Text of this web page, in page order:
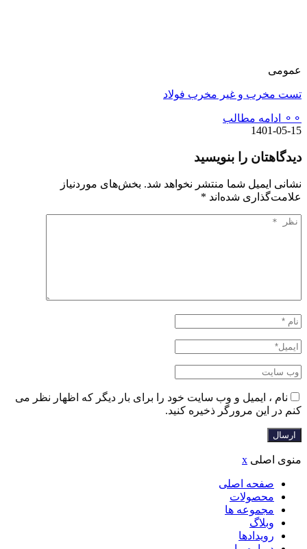
عمومی
تست مخرب و غیر مخرب فولاد
⚬⚬ ادامه مطالب
1401-05-15
دیدگاهتان را بنویسید
نشانی ایمیل شما منتشر نخواهد شد. بخش‌های موردنیاز
علامت‌گذاری شده‌اند *
نام ، ایمیل و وب سایت خود را برای بار دیگر که اظهار نظر می
کنم در این مرورگر ذخیره کنید.
منوی اصلی x
صفحه اصلی
محصولات
مجموعه ها
وبلاگ
رویدادها